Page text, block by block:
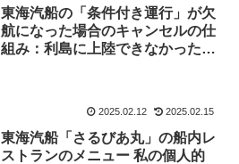
東海汽船の「条件付き運行」が欠
航になった場合のキャンセルの仕
組み：利島に上陸できなかった私
2025.02.12 2025.02.15
東海汽船「さるびあ丸」の船内レ
ストランのメニュー 私の個人的